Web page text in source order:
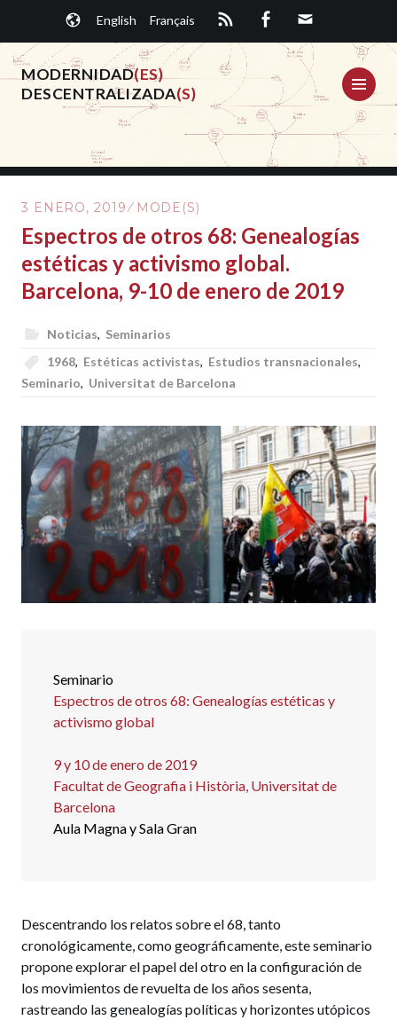
contenido.
English Français
MODERNIDAD(ES)
DESCENTRALIZADA(S)
3 ENERO, 2019 MODE(S)
Espectros de otros 68: Genealogías
estéticas y activismo global.
Barcelona, 9-10 de enero de 2019
Noticias, Seminarios
1968, Estéticas activistas, Estudios transnacionales,
Seminario, Universitat de Barcelona
Seminario
Espectros de otros 68: Genealogías estéticas y
activismo global
9 y 10 de enero de 2019
Facultat de Geografia i Història, Universitat de
Barcelona
Aula Magna y Sala Gran
Descentrando los relatos sobre el 68, tanto
cronológicamente, como geográficamente, este seminario
propone explorar el papel del otro en la configuración de
los movimientos de revuelta de los años sesenta,
rastreando las genealogías políticas y horizontes utópicos